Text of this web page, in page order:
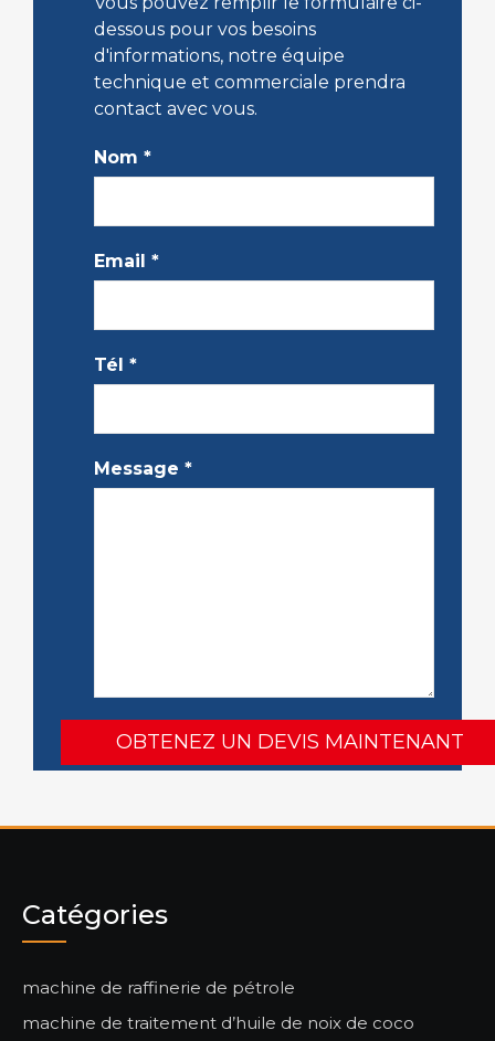
dessous pour vos besoins
d'informations, notre équipe
technique et commerciale prendra
contact avec vous.
Nom *
Email *
Tél *
Message *
Catégories
machine de raffinerie de pétrole
machine de traitement d’huile de noix de coco